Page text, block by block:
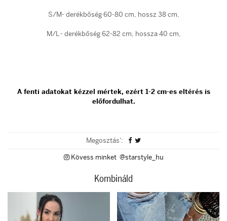
S/M- derékbőség 60-80 cm, hossz 38 cm,
M/L - derékbőség 62-82 cm, hossza 40 cm,
A fenti adatokat kézzel mértek, ezért 1-2 cm-es eltérés is
előfordulhat.
Megosztás':
Kövess minket @starstyle_hu
Kombináld